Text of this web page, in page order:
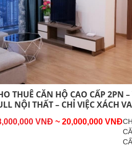
THUÊ CĂN HỘ CAO CẤP 2PN
NỘI THẤT – CHỈ VIỆC XÁCH
VNĐ ~ 20,000,000 VNĐ